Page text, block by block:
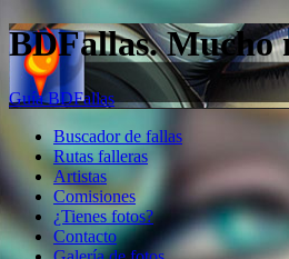
BDFallas. Mucho
Guía BDFallas
Buscador de fallas
Rutas falleras
Artistas
Comisiones
¿Tienes fotos?
Contacto